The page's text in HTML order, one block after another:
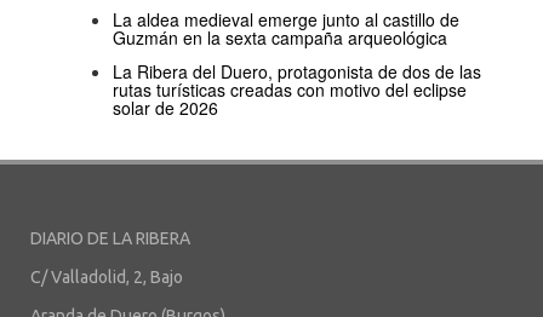
La aldea medieval emerge junto al castillo de
Guzmán en la sexta campaña arqueológica
La Ribera del Duero, protagonista de dos de las
rutas turísticas creadas con motivo del eclipse
solar de 2026
DIARIO DE LA RIBERA
C/ Valladolid, 2, Bajo